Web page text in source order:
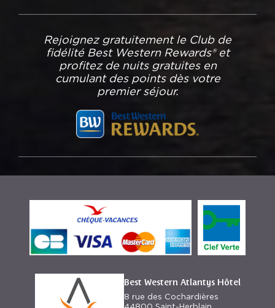
Rejoignez gratuitement le Club de
fidélité Best Western Rewards® et
profitez de nuits gratuites en
cumulant des points dès votre
premier séjour.
Best Western Atlantys Hôtel
8 rue des Cochardières